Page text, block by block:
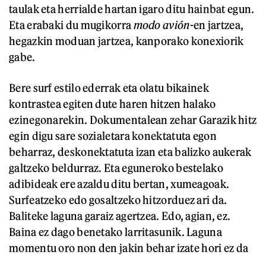
taulak eta herrialde hartan igaro ditu hainbat egun.
Eta erabaki du mugikorramodo avión-en jartzea,
hegazkin moduan jartzea, kanporako konexiorik
gabe.
Bere surf estilo ederrak eta olatu bikainek
kontrastea egiten dute haren hitzen halako
ezinegonarekin. Dokumentalean zehar Garazik hitz
egin digu sare sozialetara konektatuta egon
beharraz, deskonektatuta izan eta balizko aukerak
galtzeko beldurraz. Eta eguneroko bestelako
adibideak ere azaldu ditu bertan, xumeagoak.
Surfeatzeko edo gosaltzeko hitzorduez ari da.
Baliteke laguna garaiz agertzea. Edo, agian, ez.
Baina ez dago benetako larritasunik. Laguna
momentu oro non den jakin behar izate hori ez da